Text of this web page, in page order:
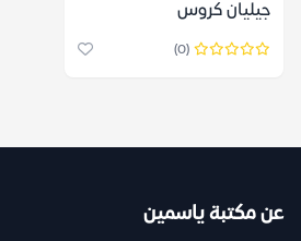
جيليان كروس
(0)
عن مكتبة ياسمين